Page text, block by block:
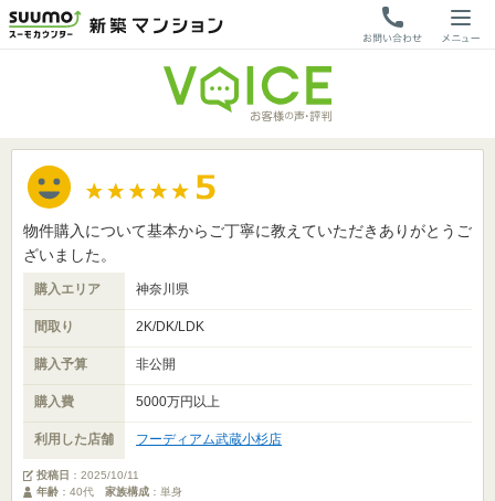
物件購入について基本からご丁寧に教えていただきありがとうご
ざいました。
購入エリア 神奈川県
間取り 2K/DK/LDK
購入予算 非公開
購入費 5000万円以上
利用した店舗 フーディアム武蔵小杉店
投稿日 ： 2025/10/11
年齢 ：40代 家族構成 ：単身